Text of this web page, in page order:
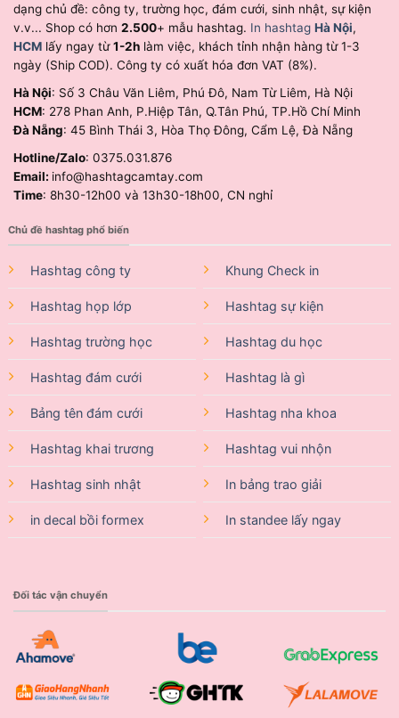
dạng chủ đề: công ty, trường học, đám cưới, sinh nhật, sự kiện
v.v... Shop có hơn 2.500+ mẫu hashtag. In hashtag Hà Nội,
HCM lấy ngay từ1-2h làm việc, khách tỉnh nhận hàng từ 1-3
ngày (Ship COD). Công ty có xuất hóa đơn VAT (8%).
Hà Nội: Số 3 Châu Văn Liêm, Phú Đô, Nam Từ Liêm, Hà Nội
HCM: 278 Phan Anh, P.Hiệp Tân, Q.Tân Phú, TP.Hồ Chí Minh
Đà Nẵng: 45 Bình Thái 3, Hòa Thọ Đông, Cẩm Lệ, Đà Nẵng
Hotline/Zalo: 0375.031.876
Email: info@hashtagcamtay.com
Time: 8h30-12h00 và 13h30-18h00, CN nghỉ
Chủ đề hashtag phổ biến
Hashtag công ty
Hashtag họp lớp
Hashtag trường học
Hashtag đám cưới
Bảng tên đám cưới
Hashtag khai trương
Hashtag sinh nhật
in decal bồi formex
Khung Check in
Hashtag sự kiện
Hashtag du học
Hashtag là gì
Hashtag nha khoa
Hashtag vui nhộn
In bảng trao giải
In standee lấy ngay
Đối tác vận chuyển